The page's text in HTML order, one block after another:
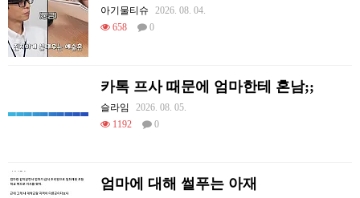
아기물티슈
2026. 08. 04.
658
0
카톡 프사 때문에 엄마한테 혼남;;
슬라임
2026. 08. 05.
1192
0
엄마에 대해 썰푸는 아재